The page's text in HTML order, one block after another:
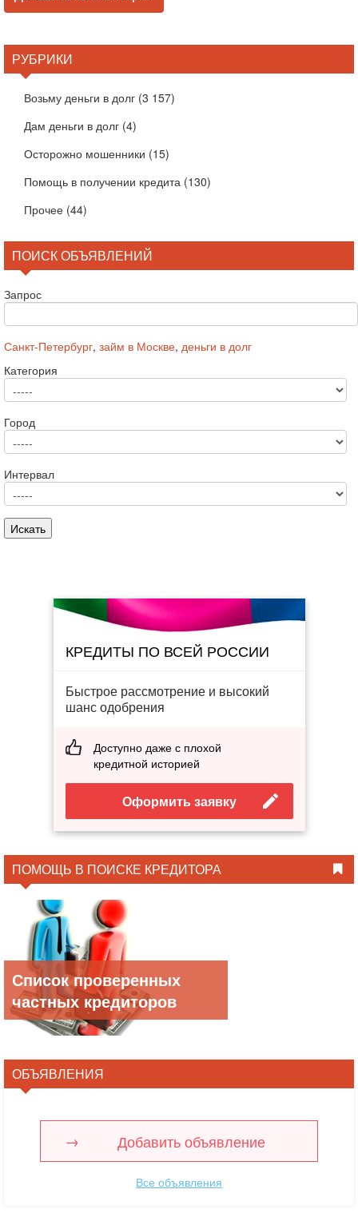
РУБРИКИ
Возьму деньги в долг (3 157)
Дам деньги в долг (4)
Осторожно мошенники (15)
Помощь в получении кредита (130)
Прочее (44)
ПОИСК ОБЪЯВЛЕНИЙ
Запрос
Санкт-Петербург, займ в Москве, деньги в долг
Категория
Город
Интервал
КРЕДИТЫ ПО ВСЕЙ РОССИИ
Быстрое рассмотрение и высокий
шанс одобрения
Доступно даже с плохой
кредитной историей
Оформить заявку
ПОМОЩЬ В ПОИСКЕ КРЕДИТОРА
Список проверенных
частных кредиторов
ОБЪЯВЛЕНИЯ
Добавить объявление
Все объявления